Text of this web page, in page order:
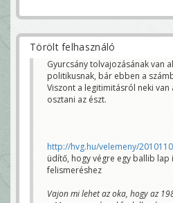
Törölt felhasználó
Gyurcsány tolvajozásának van
politikusnak, bár ebben a
Viszont a legitimitásról neki van
osztani az észt.
http://hvg.hu/velemeny/
üdítő, hogy végre egy ballib lap
felismeréshez
Vajon mi lehet az oka, hogy az